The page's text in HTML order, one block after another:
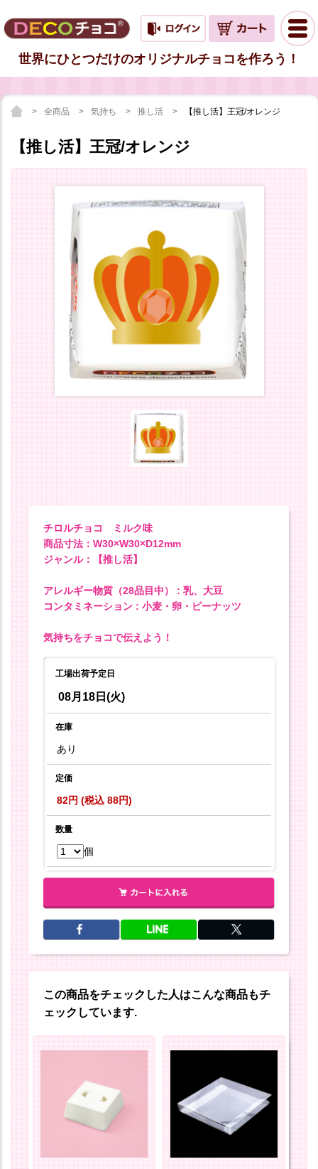
世界にひとつだけのオリジナルチョコを作ろう！
全商品 気持ち 推し活 【推し活】王冠/オレンジ
【推し活】王冠/オレンジ
チロルチョコ ミルク味
商品寸法：W30×W30×D12mm
ジャンル：【推し活】
アレルギー物質（28品目中） : 乳、大豆
コンタミネーション : 小麦・卵・ピーナッツ
気持ちをチョコで伝えよう！
工場出荷予定日
08月18日(火)
在庫
あり
定価
82円 (税込 88円)
数量
個
この商品をチェックした人はこんな商品もチ
ェックしています.